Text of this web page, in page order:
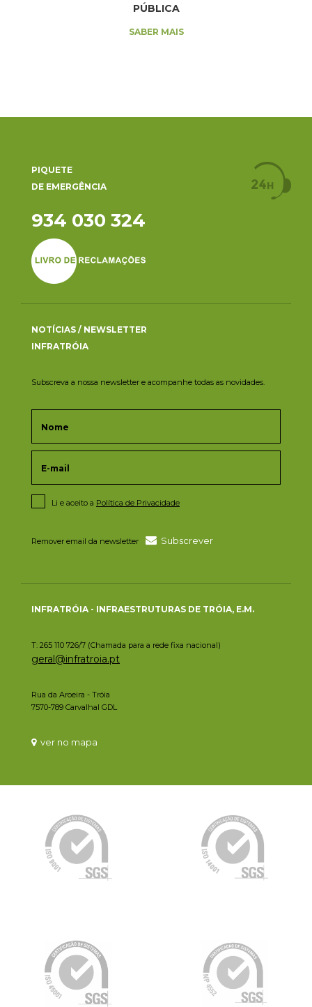
PÚBLICA
SABER MAIS
PIQUETE
DE EMERGÊNCIA
934 030 324
NOTÍCIAS / NEWSLETTER
INFRATRÓIA
Subscreva a nossa newsletter e acompanhe todas as novidades.
Li e aceito a Política de Privacidade
Remover email da newsletter Subscrever
INFRATRÓIA - INFRAESTRUTURAS DE TRÓIA, E.M.
T: 265 110 726/7 (Chamada para a rede fixa nacional)
geral@infratroia.pt
Rua da Aroeira - Tróia
7570-789 Carvalhal GDL
ver no mapa